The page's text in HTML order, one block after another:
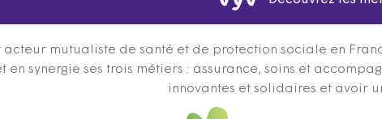
acteur mutualiste de santé et de protection sociale en
en synergie ses trois métiers : assurance, soins et
innovantes et solidaires et avoir